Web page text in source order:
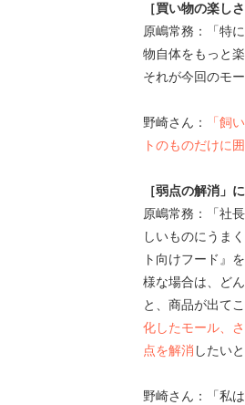
［買い物の楽し
原嶋常務：「特
物自体をもっと
それが今回のモ
野崎さん：
「飼
トのものだけに
［弱点の解消」
原嶋常務：「社
しいものにうま
ト向けフード』
様な場合は、ど
と、商品が出て
化したモール、
点を解消 したい
野崎さん：「私